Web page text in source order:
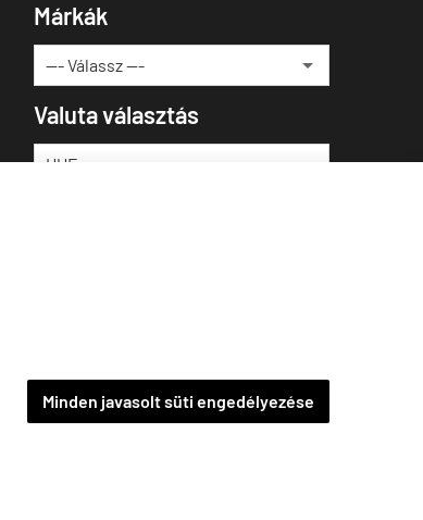
Minden javasolt süti engedélyezése
Márkák
Valuta választás